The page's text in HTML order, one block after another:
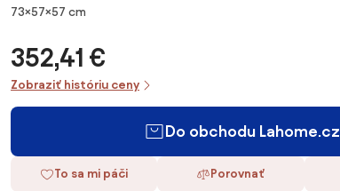
Rozmery
73×57×57 cm
352,41 €
Zobraziť históriu ceny
Do obchodu Lahome.cz
To sa mi páči Porovnať